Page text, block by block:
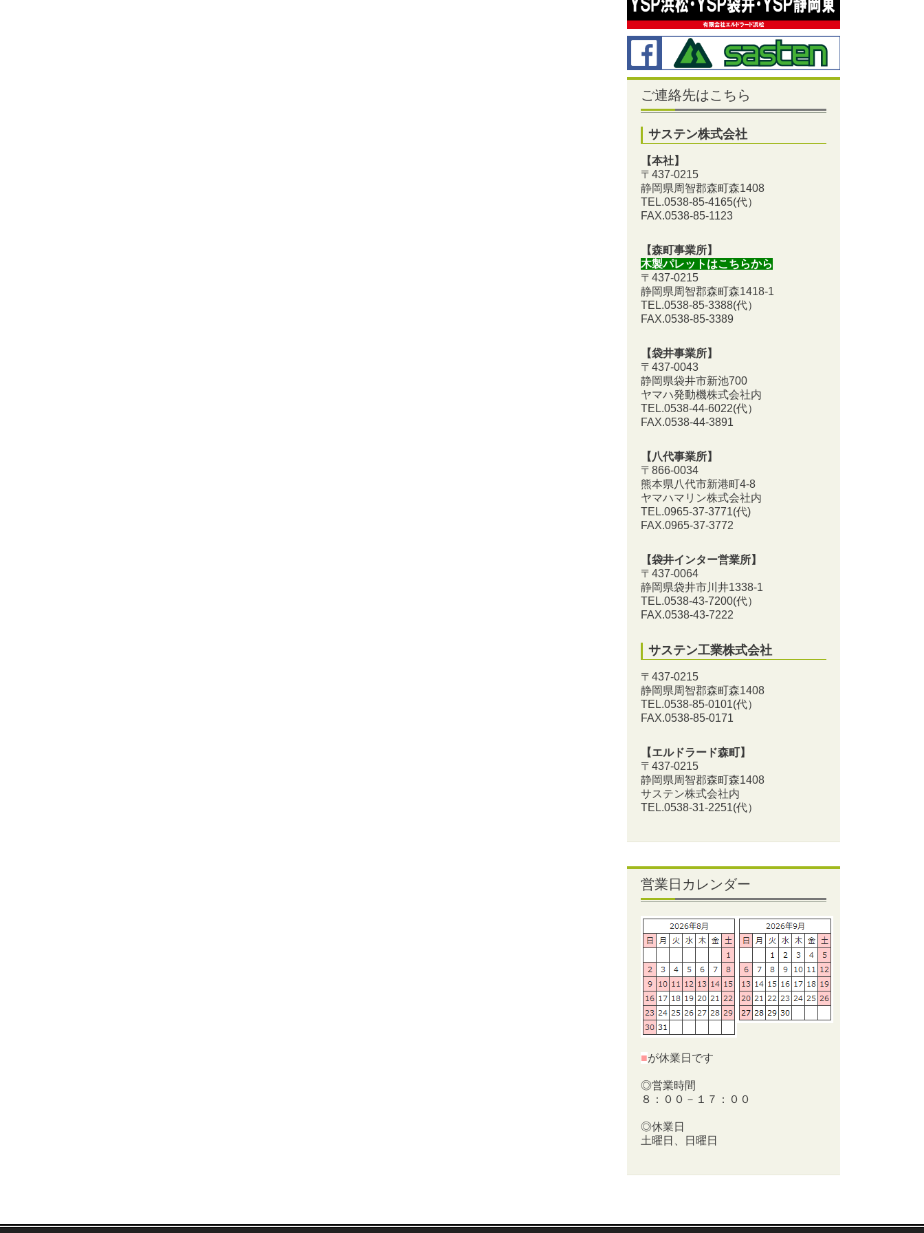
ご連絡先はこちら
サステン株式会社
【本社】
〒437-0215
静岡県周智郡森町森1408
TEL.0538-85-4165(代）
FAX.0538-85-1123
【森町事業所】
木製パレットはこちらから
〒437-0215
静岡県周智郡森町森1418-1
TEL.0538-85-3388(代）
FAX.0538-85-3389
【袋井事業所】
〒437-0043
静岡県袋井市新池700
ヤマハ発動機株式会社内
TEL.0538-44-6022(代）
FAX.0538-44-3891
【八代事業所】
〒866-0034
熊本県八代市新港町4-8
ヤマハマリン株式会社内
TEL.0965-37-3771(代)
FAX.0965-37-3772
【袋井インター営業所】
〒437-0064
静岡県袋井市川井1338-1
TEL.0538-43-7200(代）
FAX.0538-43-7222
サステン工業株式会社
〒437-0215
静岡県周智郡森町森1408
TEL.0538-85-0101(代）
FAX.0538-85-0171
【エルドラード森町】
〒437-0215
静岡県周智郡森町森1408
サステン株式会社内
TEL.0538-31-2251(代）
営業日カレンダー
■が休業日です
◎営業時間
８：００－１７：００
◎休業日
土曜日、日曜日